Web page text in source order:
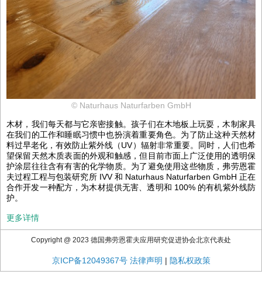
© Naturhaus Naturfarben GmbH
木材，我们每天都与它亲密接触。孩子们在木地板上玩耍，木制家具
在我们的工作和睡眠习惯中也扮演着重要角色。为了防止这种天然材
料过早老化，有效防止紫外线（UV）辐射非常重要。同时，人们也希
望保留天然木质表面的外观和触感，但目前市面上广泛使用的透明保
护涂层往往含有有害的化学物质。为了避免使用这些物质，弗劳恩霍
夫过程工程与包装研究所 IVV 和 Naturhaus Naturfarben GmbH 正在
合作开发一种配方，为木材提供无害、透明和 100% 的有机紫外线防
护。
更多详情
Copyright @ 2023 德国弗劳恩霍夫应用研究促进协会北京代表处
京ICP备12049367号 法律声明 | 隐私权政策